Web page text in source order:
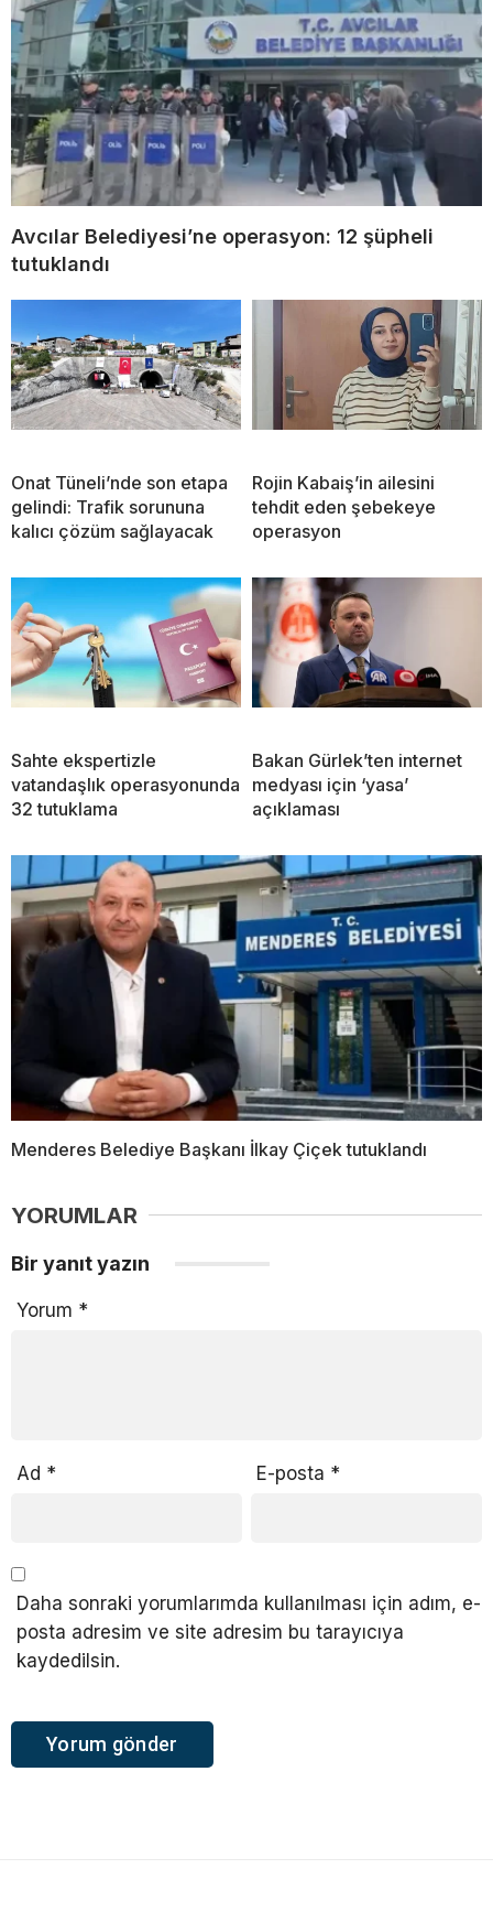
Avcılar Belediyesi’ne operasyon: 12 şüpheli
tutuklandı
Onat Tüneli’nde son etapa
gelindi: Trafik sorununa
kalıcı çözüm sağlayacak
Rojin Kabaiş’in ailesini
tehdit eden şebekeye
operasyon
Sahte ekspertizle
vatandaşlık operasyonunda
32 tutuklama
Bakan Gürlek’ten internet
medyası için ‘yasa’
açıklaması
Menderes Belediye Başkanı İlkay Çiçek tutuklandı
YORUMLAR
Bir yanıt yazın
Yorum *
Ad * E-posta *
Daha sonraki yorumlarımda kullanılması için adım, e-
posta adresim ve site adresim bu tarayıcıya
kaydedilsin.